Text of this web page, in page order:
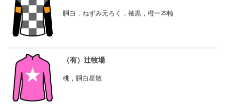
胴白，ねずみ元ろく，袖黒，橙一本輪
（有）辻牧場
桃，胴白星散